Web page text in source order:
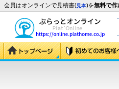
会員はオンラインで見積書(見本)を無料で作